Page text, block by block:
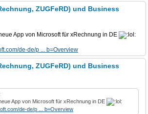
ZUGFeRD) und Business
App von Microsoft für xRechnung in DE
de-de/p ... b=Overview
ZUGFeRD) und Business
App von Microsoft für xRechnung in DE
de-de/p ... b=Overview